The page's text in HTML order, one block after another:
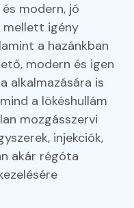
modern, jó
mellett igény
a hazánkban
modern és igen
alkalmazására is
a lökéshullám
mozgásszervi
injekciók,
akár régóta